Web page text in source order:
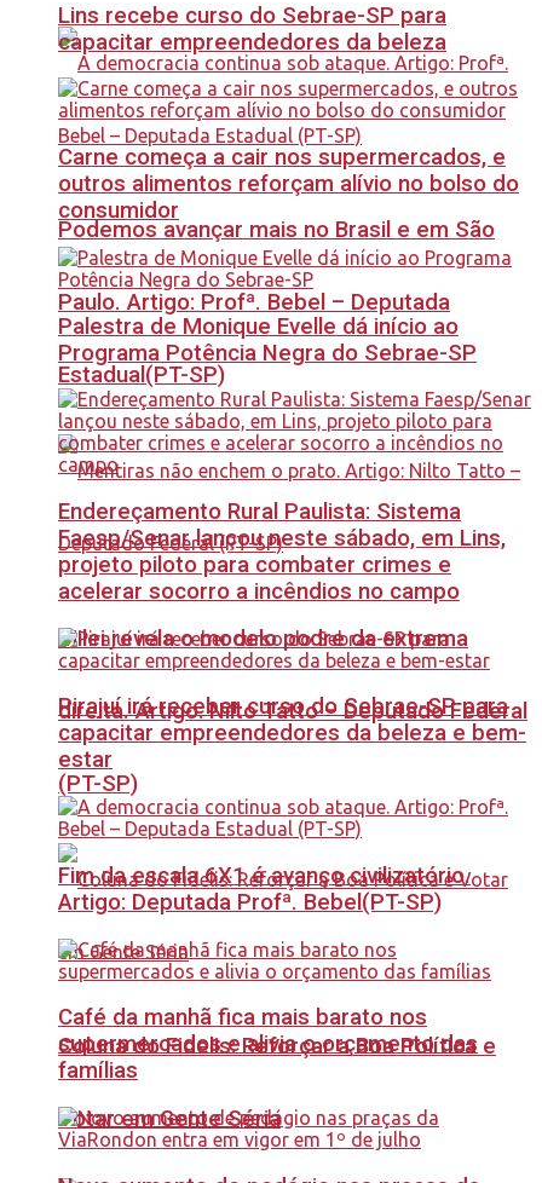
Podemos avançar mais no Brasil e em São
Paulo. Artigo: Profª. Bebel – Deputada
Estadual(PT-SP)
Milei revela o modelo podre da extrema
direita. Artigo: Nilto Tatto – Deputado Federal
(PT-SP)
Coluna do Fidelis: Reforçar a Boa Política e
Votar em Gente Séria
Lins recebe curso do Sebrae-SP para
capacitar empreendedores da beleza
Carne começa a cair nos supermercados, e
outros alimentos reforçam alívio no bolso do
consumidor
Palestra de Monique Evelle dá início ao
Programa Potência Negra do Sebrae-SP
Endereçamento Rural Paulista: Sistema
Faesp/Senar lançou neste sábado, em Lins,
projeto piloto para combater crimes e
acelerar socorro a incêndios no campo
Pirajuí irá receber curso do Sebrae-SP para
capacitar empreendedores da beleza e bem-
estar
Fim da escala 6X1 é avanço civilizatório.
Artigo: Deputada Profª. Bebel(PT-SP)
Café da manhã fica mais barato nos
supermercados e alivia o orçamento das
famílias